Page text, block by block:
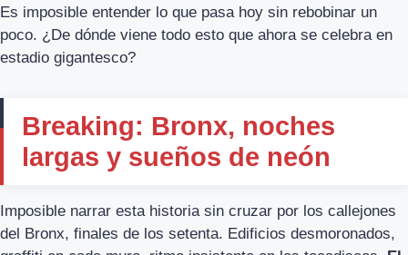
Es imposible entender lo que pasa hoy sin rebobinar un
poco. ¿De dónde viene todo esto que ahora se celebra en
estadio gigantesco?
Breaking: Bronx, noches
largas y sueños de neón
Imposible narrar esta historia sin cruzar por los callejones
del Bronx, finales de los setenta. Edificios desmoronados,